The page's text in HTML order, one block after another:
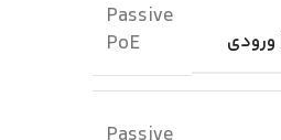
Passive
PoE